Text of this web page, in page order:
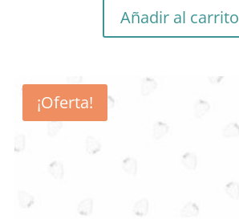
original
era:
actual
es:
Añadir al carrito
¡Oferta!